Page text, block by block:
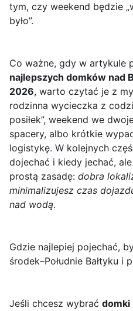
tym, czy weekend będzie
było”.
Co ważne, gdy w artykule
najlepszych domków nad
2026, warto czytać je z
rodzinna wycieczka z
posiłek”, weekend we
spacery, albo krótkie
logistykę. W kolejnych
dojechać i kiedy jechać,
prostą zasadę: dobra
minimalizujesz czas
nad wodą.
Gdzie najlepiej pojechać,
środek–Południe Bałtyku i
Jeśli chcesz wybrać domki